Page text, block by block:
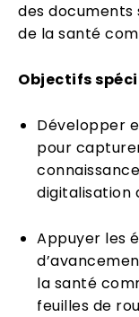
des
de la santé
Objectifs
Développer
pour
digitalisation
Appuyer les
la santé
feuilles de